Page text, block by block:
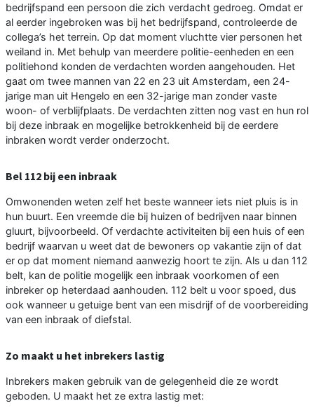
bedrijfspand een persoon die zich verdacht gedroeg. Omdat er
al eerder ingebroken was bij het bedrijfspand, controleerde de
collega’s het terrein. Op dat moment vluchtte vier personen het
weiland in. Met behulp van meerdere politie-eenheden en een
politiehond konden de verdachten worden aangehouden. Het
gaat om twee mannen van 22 en 23 uit Amsterdam, een 24-
jarige man uit Hengelo en een 32-jarige man zonder vaste
woon- of verblijfplaats. De verdachten zitten nog vast en hun rol
bij deze inbraak en mogelijke betrokkenheid bij de eerdere
inbraken wordt verder onderzocht.
Bel 112 bij een inbraak
Omwonenden weten zelf het beste wanneer iets niet pluis is in
hun buurt. Een vreemde die bij huizen of bedrijven naar binnen
gluurt, bijvoorbeeld. Of verdachte activiteiten bij een huis of een
bedrijf waarvan u weet dat de bewoners op vakantie zijn of dat
er op dat moment niemand aanwezig hoort te zijn. Als u dan 112
belt, kan de politie mogelijk een inbraak voorkomen of een
inbreker op heterdaad aanhouden. 112 belt u voor spoed, dus
ook wanneer u getuige bent van een misdrijf of de voorbereiding
van een inbraak of diefstal.
Zo maakt u het inbrekers lastig
Inbrekers maken gebruik van de gelegenheid die ze wordt
geboden. U maakt het ze extra lastig met: